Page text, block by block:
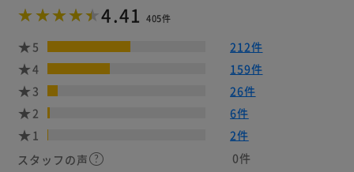
4.41 405件
5
212件
4
159件
3
26件
2
6件
1
2件
スタッフの声
0件